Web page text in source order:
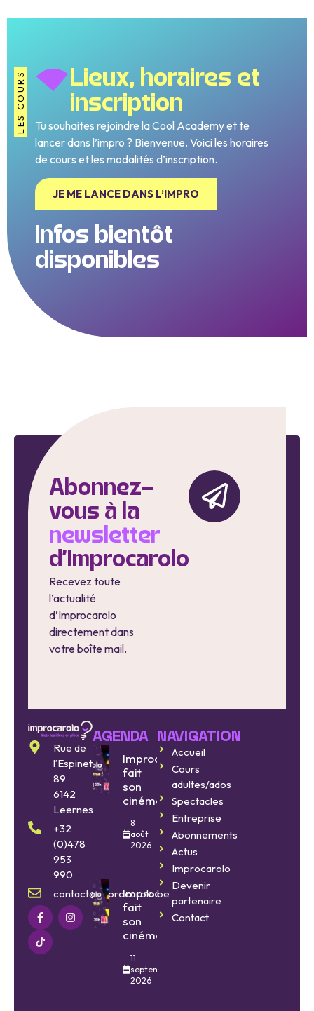
LES COURS
Lieux, horaires et
inscription
Tu souhaites rejoindre la Cool Academy et te
lancer dans l’impro ? Bienvenue. Voici les horaires
de cours et les modalités d’inscription.
JE ME LANCE DANS L’IMPRO
Infos bientôt
disponibles
Abonnez-
vous à la
newsletter
d'Improcarolo
Recevez toute
l’actualité
d’Improcarolo
directement dans
votre boîte mail.
Rue de
l’Espinette
89
6142
Leernes
+32
(0)478
953
990
contact@improcarolo.be
AGENDA
Improcarolo
fait
son
cinéma
8
août
2026
Improcarolo
fait
son
cinéma
11
septembre
2026
NAVIGATION
Accueil
Cours
adultes/ados
Spectacles
Entreprise
Abonnements
Actus
Improcarolo
Devenir
partenaire
Contact